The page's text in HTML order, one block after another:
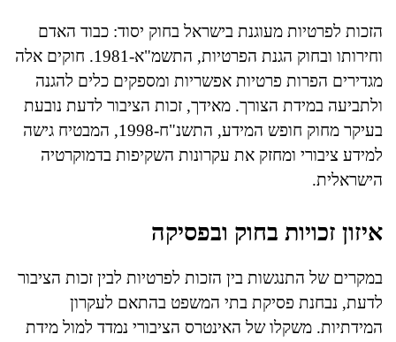
הזכות לפרטיות מעוגנת בישראל בחוק יסוד: כבוד האדם
וחירותו ובחוק הגנת הפרטיות, התשמ"א-1981. חוקים אלה
מגדירים הפרות פרטיות אפשריות ומספקים כלים להגנה
ולתביעה במידת הצורך. מאידך, זכות הציבור לדעת נובעת
בעיקר מחוק חופש המידע, התשנ"ח-1998, המבטיח גישה
למידע ציבורי ומחזק את עקרונות השקיפות בדמוקרטיה
הישראלית.
איזון זכויות בחוק ובפסיקה
במקרים של התנגשות בין הזכות לפרטיות לבין זכות הציבור
לדעת, נבחנת פסיקת בתי המשפט בהתאם לעקרון
המידתיות. משקלו של האינטרס הציבורי נמדד למול מידת